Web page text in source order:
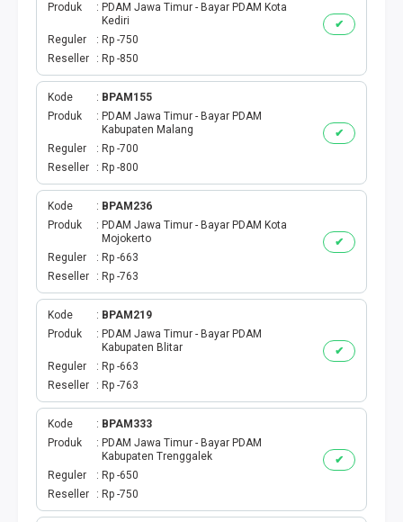
✔
Produk
PDAM Jawa Timur - Bayar PDAM Kota
Kediri
Reguler
Rp -750
Reseller
Rp -850
✔
Kode
BPAM155
Produk
PDAM Jawa Timur - Bayar PDAM
Kabupaten Malang
Reguler
Rp -700
Reseller
Rp -800
✔
Kode
BPAM236
Produk
PDAM Jawa Timur - Bayar PDAM Kota
Mojokerto
Reguler
Rp -663
Reseller
Rp -763
✔
Kode
BPAM219
Produk
PDAM Jawa Timur - Bayar PDAM
Kabupaten Blitar
Reguler
Rp -663
Reseller
Rp -763
✔
Kode
BPAM333
Produk
PDAM Jawa Timur - Bayar PDAM
Kabupaten Trenggalek
Reguler
Rp -650
Reseller
Rp -750